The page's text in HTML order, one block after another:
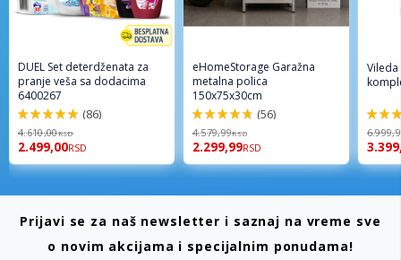
DUEL Set deterdženata za
pranje veša sa dodacima
6400267
98%
(86)
4.610,00RSD
2.499,00RSD
eHomeStorage Garažna
metalna polica
150x75x30cm
96%
(56)
4.579,99RSD
2.299,99RSD
92%
Prijavi se za naš newsletter i saznaj na vreme sve
o novim akcijama i specijalnim ponudama!